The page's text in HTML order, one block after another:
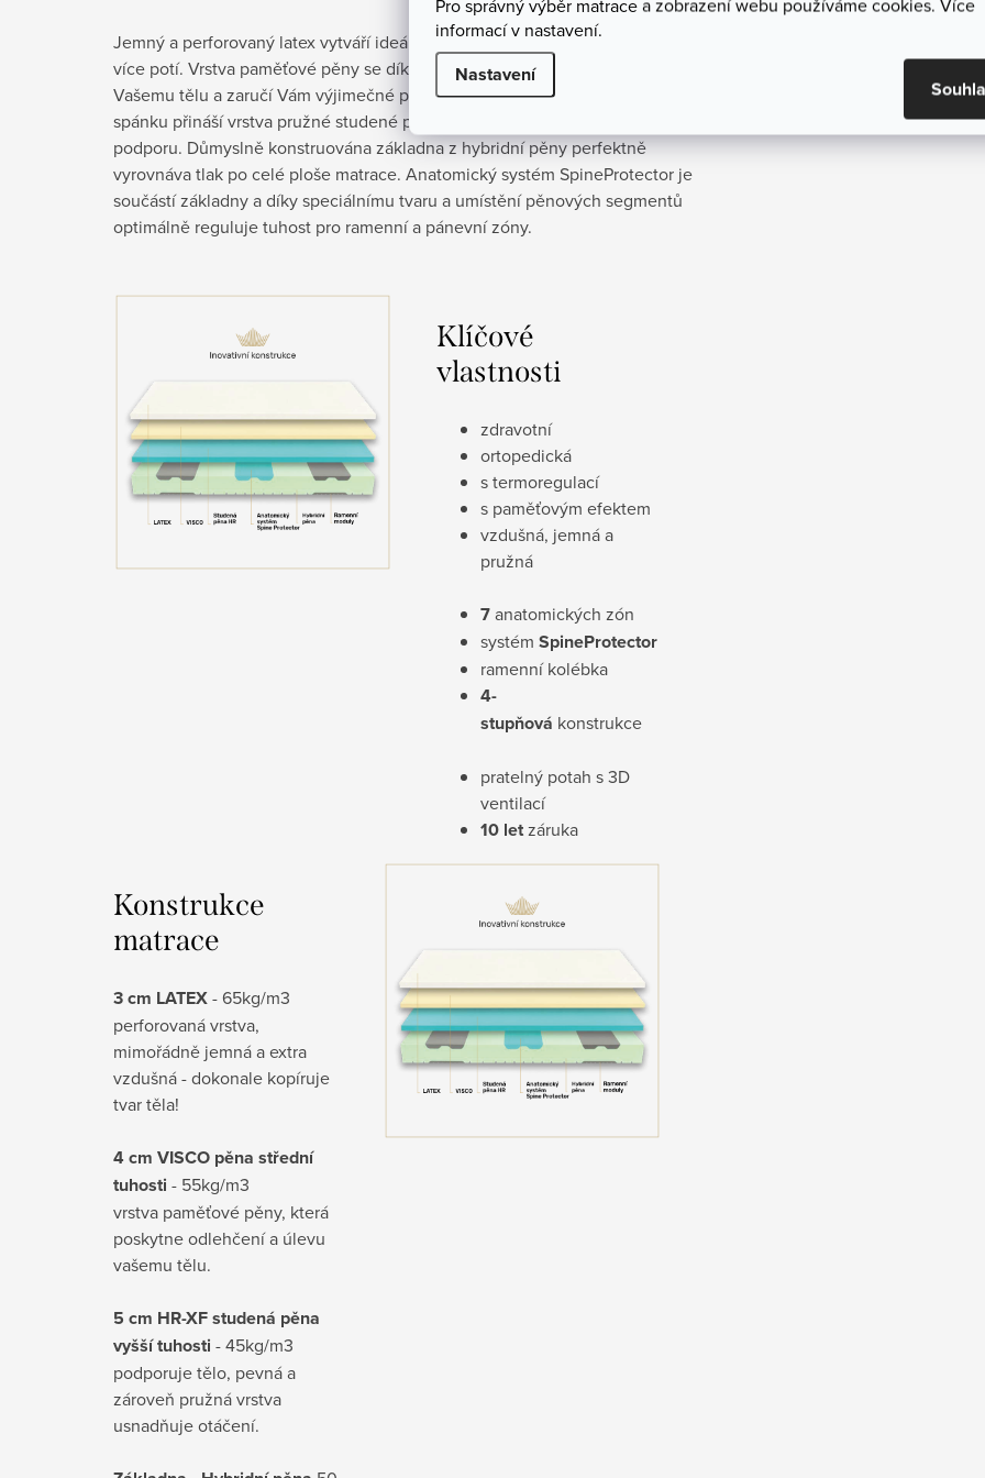
Pro správný výběr matrace a zobrazení webu používáme cookies. Více
informací v nastavení.
Nastavení
Jemný a perforovaný latex vytváří ideální spánkové klima, pro spáče, kteří sa
více potí. Vrstva paměťové pěny se díky tělesnému teplu krásně přizpůsobí
Vašemu tělu a zaručí Vám výjimečné pohodlí. Snadnou změnu polohy při
spánku přináší vrstva pružné studené pěny, která zajistí pevnou a pružnou
podporu. Důmyslně konstruována základna z hybridní pěny perfektně
vyrovnáva tlak po celé ploše matrace. Anatomický systém SpineProtector je
součástí základny a díky speciálnímu tvaru a umístění pěnových segmentů
optimálně reguluje tuhost pro ramenní a pánevní zóny.
Klíčové
vlastnosti
zdravotní
ortopedická
s termoregulací
s paměťovým efektem
vzdušná, jemná a
pružná
7anatomických zón
systém SpineProtector
ramenní kolébka
4-
stupňová konstrukce
pratelný potah s 3D
ventilací
10 letzáruka
Konstrukce
matrace
3 cm LATEX- 65kg/m3
perforovaná vrstva,
mimořádně jemná a extra
vzdušná - dokonale kopíruje
tvar těla!
4 cm VISCO pěna střední
tuhosti - 55kg/m3
vrstva paměťové pěny, která
poskytne odlehčení a úlevu
vašemu tělu.
5 cm HR-XF studená pěna
vyšší tuhosti - 45kg/m3
podporuje tělo, pevná a
zároveň pružná vrstva
usnadňuje otáčení.